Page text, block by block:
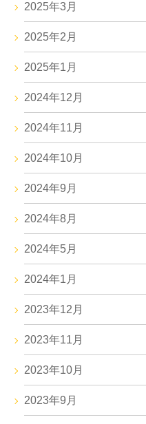
2025年3月
2025年2月
2025年1月
2024年12月
2024年11月
2024年10月
2024年9月
2024年8月
2024年5月
2024年1月
2023年12月
2023年11月
2023年10月
2023年9月